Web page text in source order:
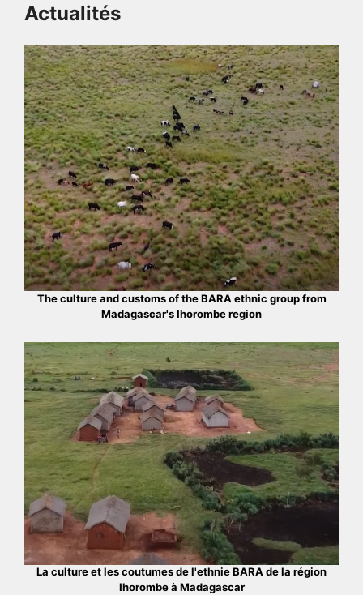
Actualités
The culture and customs of the BARA ethnic group from
Madagascar's Ihorombe region
La culture et les coutumes de l'ethnie BARA de la région
Ihorombe à Madagascar